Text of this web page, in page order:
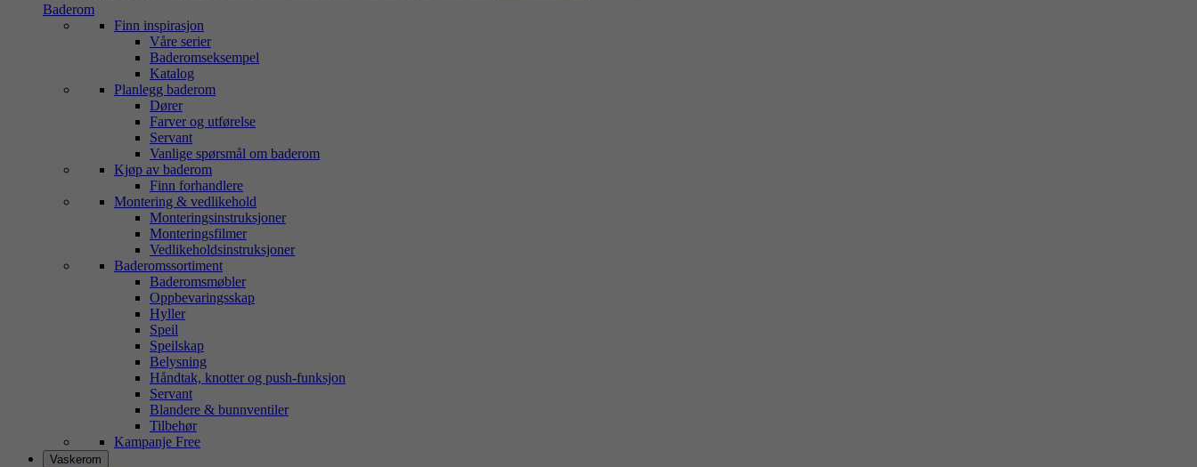
Baderom
Finn inspirasjon
Våre serier
Baderomseksempel
Katalog
Planlegg baderom
Dører
Farver og utførelse
Servant
Vanlige spørsmål om baderom
Kjøp av baderom
Finn forhandlere
Montering & vedlikehold
Monteringsinstruksjoner
Monteringsfilmer
Vedlikeholdsinstruksjoner
Baderomssortiment
Baderomsmøbler
Oppbevaringsskap
Hyller
Speil
Speilskap
Belysning
Håndtak, knotter og push-funksjon
Servant
Blandere & bunnventiler
Tilbehør
Kampanje Free
Vaskerom